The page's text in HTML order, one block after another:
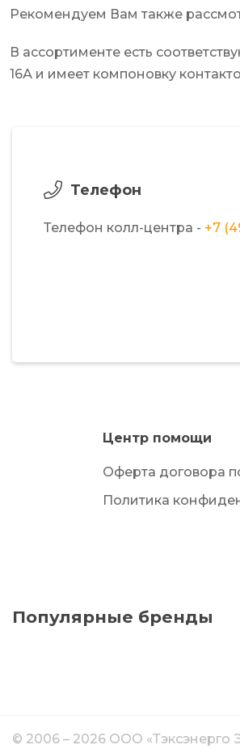
Рекомендуем Вам также
В ассортименте есть
16А и имеет компоновку
Телефон
Телефон колл-центра - +7
Центр помощи
Оферта договора
Политика
Популярные бренды
© 2006 – 2026 ООО «Тэксэнерго